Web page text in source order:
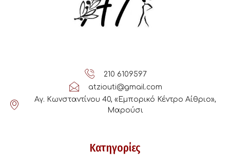
210 6109597
atziouti@gmail.com
Αγ. Κωνσταντίνου 40, «Εμπορικό Κέντρο Αίθριο»,
Μαρούσι
Κατηγορίες